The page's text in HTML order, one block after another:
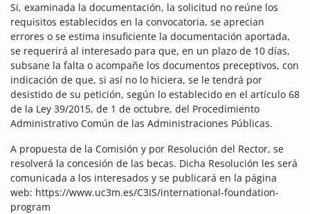
Si, examinada la documentación, la solicitud no reúne los
requisitos establecidos en la convocatoria, se aprecian
errores o se estima insuficiente la documentación aportada,
se requerirá al interesado para que, en un plazo de 10 días,
subsane la falta o acompañe los documentos preceptivos, con
indicación de que, si así no lo hiciera, se le tendrá por
desistido de su petición, según lo establecido en el artículo 68
de la Ley 39/2015, de 1 de octubre, del Procedimiento
Administrativo Común de las Administraciones Públicas.
A propuesta de la Comisión y por Resolución del Rector, se
resolverá la concesión de las becas. Dicha Resolución les será
comunicada a los interesados y se publicará en la página
web: https://www.uc3m.es/C3IS/international-foundation-
program